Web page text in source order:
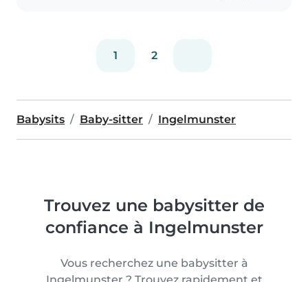
1 2
Babysits Baby-sitter Ingelmunster
Trouvez une babysitter de
confiance à Ingelmunster
Vous recherchez une babysitter à